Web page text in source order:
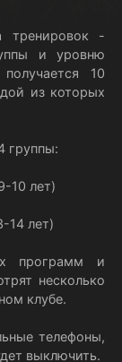
тренировок -
и уровню
10
из которых
группы:
10 лет)
14 лет)
программ и
несколько
клубе.
телефоны,
выключить.